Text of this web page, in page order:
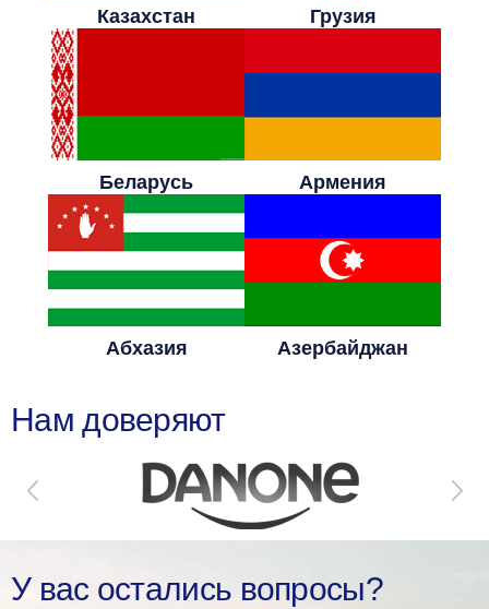
Казахстан Грузия
Беларусь Армения
Абхазия Азербайджан
Нам доверяют
У вас остались вопросы?